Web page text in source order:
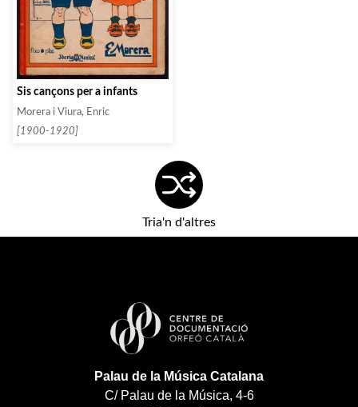
Sis cançons per a infants
Morera i Viura, Enric
[1900-1920]
Tria'n d'altres
Palau de la Música Catalana
C/ Palau de la Música, 4-6